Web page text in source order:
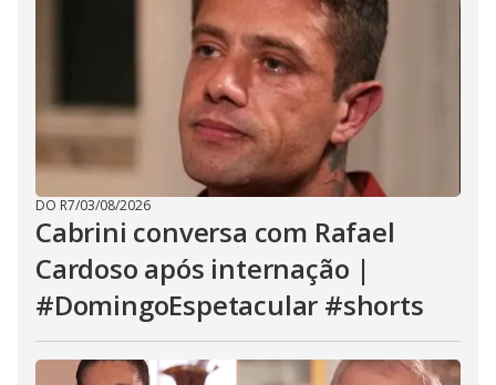
DO R7/03/08/2026
Cabrini conversa com Rafael
Cardoso após internação |
#DomingoEspetacular #shorts